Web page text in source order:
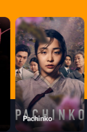
قسمت 14
قسمت 15
قسمت 16
قسمت 17
Pachinko